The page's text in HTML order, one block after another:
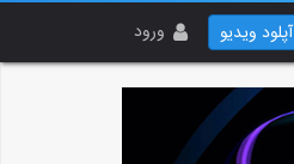
ورود آپلود ویدیو